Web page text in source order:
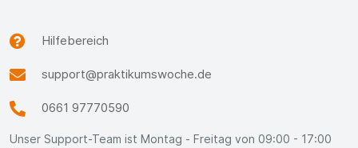
Hilfebereich
support@praktikumswoche.de
0661 97770590
Unser Support-Team ist Montag - Freitag von 09:00 - 17:00